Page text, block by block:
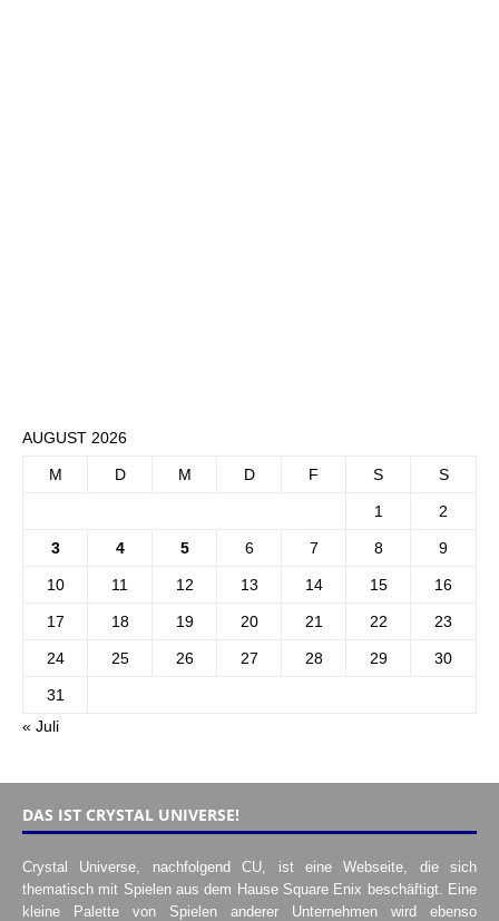
AUGUST 2026
M D M D F S S
1 2
3 4 5 6 7 8 9
10 11 12 13 14 15 16
17 18 19 20 21 22 23
24 25 26 27 28 29 30
31
« Juli
DAS IST CRYSTAL UNIVERSE!
Crystal Universe, nachfolgend CU, ist eine Webseite, die sich
thematisch mit Spielen aus dem Hause Square Enix beschäftigt. Eine
kleine Palette von Spielen anderer Unternehmen wird ebenso